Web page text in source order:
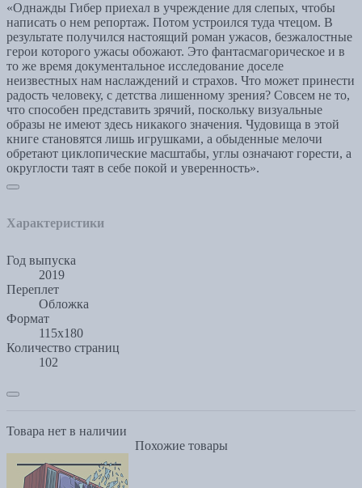
«Однажды Гибер приехал в учреждение для слепых, чтобы
написать о нем репортаж. Потом устроился туда чтецом. В
результате получился настоящий роман ужасов, безжалостные
герои которого ужасы обожают. Это фантасмагорическое и в
то же время документальное исследование доселе
неизвестных нам наслаждений и страхов. Что может принести
радость человеку, с детства лишенному зрения? Совсем не то,
что способен представить зрячий, поскольку визуальные
образы не имеют здесь никакого значения. Чудовища в этой
книге становятся лишь игрушками, а обыденные мелочи
обретают циклопические масштабы, углы означают горести, а
округлости таят в себе покой и уверенность».
Характеристики
Год выпуска
2019
Переплет
Обложка
Формат
115х180
Количество страниц
102
Товара нет в наличии
Похожие товары